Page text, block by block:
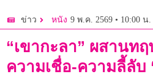
ข่าว หนัง 9 พ.ค. 2569 • 10:00 น.
“เขากะลา” ผสานท
ความเชื่อ-ความลี้ลับ